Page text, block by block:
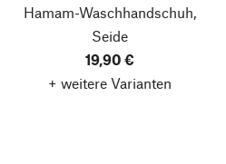
Hamam-Waschhandschuh,
Seide
19,90 €
+ weitere Varianten